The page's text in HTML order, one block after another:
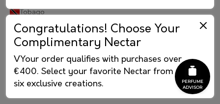
Tobago
(EUR €)
Tristan da
(EUR €)
Tunisia
San Marino (EUR €)
São Tomé & Príncipe (EUR €)
Saudi Arabia (EUR €)
Congratulations! Choose Your
Complimentary Nectar
VYour order qualifies with purchases over
€400. Select your favorite Nectar from our
six exclusive creations.